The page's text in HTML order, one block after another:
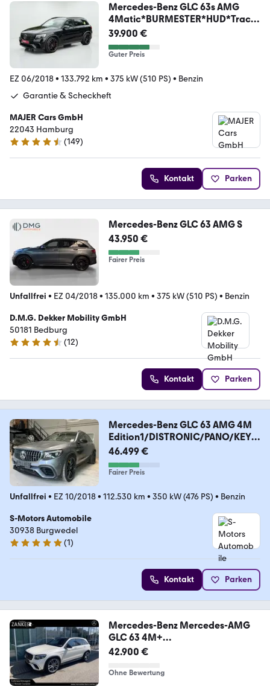
Mercedes-Benz GLC 63s AMG
4Matic*BURMESTER*HUD*Track
Package*
39.900 €
Guter Preis
EZ 06/2018• 133.792 km • 375 kW (510 PS) • Benzin
Garantie & Scheckheft
MAJER Cars GmbH
22043 Hamburg
4.7 Sterne
(149)
Kontakt Parken
Mercedes-Benz GLC 63 AMG S
43.950 €
Fairer Preis
Unfallfrei • EZ 04/2018• 135.000 km • 375 kW (510 PS) • Benzin
D.M.G. Dekker Mobility GmbH
50181 Bedburg
4.6 Sterne
(12)
Kontakt Parken
Mercedes-Benz GLC 63 AMG 4M
Edition1/DISTRONIC/PANO/KEYL
ES
46.499 €
Fairer Preis
Unfallfrei • EZ 10/2018• 112.530 km • 350 kW (476 PS) • Benzin
S-Motors Automobile
30938 Burgwedel
5 Sterne
(1)
Kontakt Parken
Mercedes-Benz Mercedes-AMG
GLC 63 4M+
PANO*AHK*NIGHT*DISTRONIC
42.900 €
Ohne Bewertung